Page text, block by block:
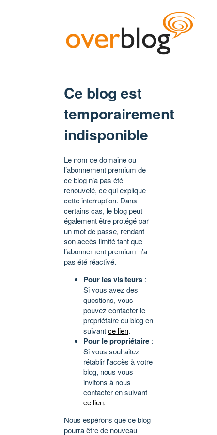
Ce blog est
temporairement
indisponible
Le nom de domaine ou
l’abonnement premium de
ce blog n’a pas été
renouvelé, ce qui explique
cette interruption. Dans
certains cas, le blog peut
également être protégé par
un mot de passe, rendant
son accès limité tant que
l’abonnement premium n’a
pas été réactivé.
Pour les visiteurs :
Si vous avez des
questions, vous
pouvez contacter le
propriétaire du blog en
suivantce lien.
Pour le propriétaire :
Si vous souhaitez
rétablir l’accès à votre
blog, nous vous
invitons à nous
contacter en suivant
ce lien.
Nous espérons que ce blog
pourra être de nouveau